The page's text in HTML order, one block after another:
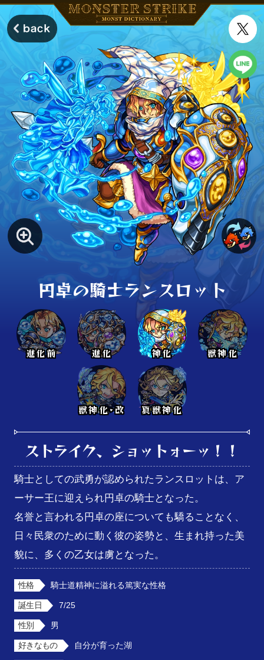
円卓の騎士ランスロット
進化前 進化 神化 獣神化
獣神化･改 真獣神化
ストライク、ショットォーッ！！
騎士としての武勇が認められたランスロットは、ア
ーサー王に迎えられ円卓の騎士となった。
名誉と言われる円卓の座についても驕ることなく、
日々民衆のために動く彼の姿勢と、生まれ持った美
貌に、多くの乙女は虜となった。
性格 騎士道精神に溢れる篤実な性格
誕生日 7/25
性別 男
好きなもの 自分が育った湖